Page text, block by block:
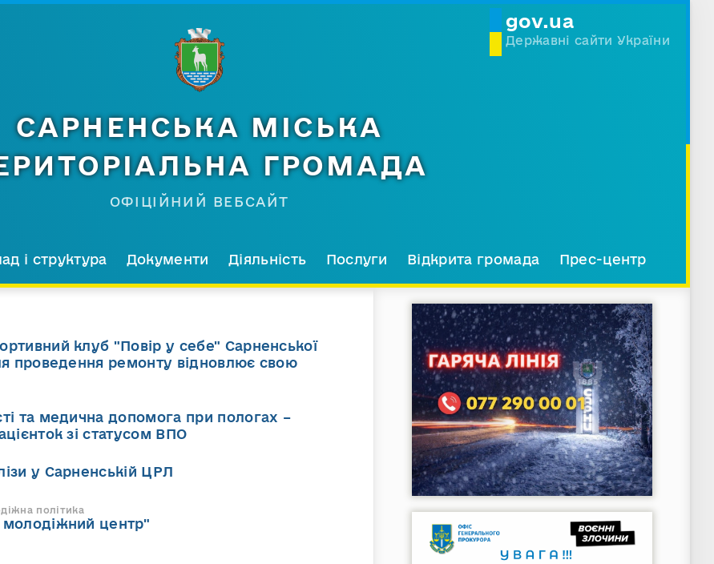
gov.ua
Державні сайти України
САРНЕНСЬКА МІСЬКА
ГРОМАДА
ОФІЦІЙНИЙ ВЕБСАЙТ
і структура Документи Діяльність Послуги Відкрита громада Прес-центр
клуб "Повір у себе" Сарненської
проведення ремонту відновлює свою
та медична допомога при пологах –
зі статусом ВПО
у Сарненській ЦРЛ
політика
центр"